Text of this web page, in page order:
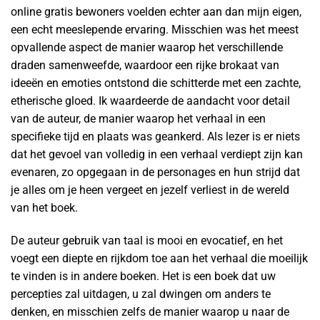
online gratis bewoners voelden echter aan dan mijn eigen,
een echt meeslepende ervaring. Misschien was het meest
opvallende aspect de manier waarop het verschillende
draden samenweefde, waardoor een rijke brokaat van
ideeën en emoties ontstond die schitterde met een zachte,
etherische gloed. Ik waardeerde de aandacht voor detail
van de auteur, de manier waarop het verhaal in een
specifieke tijd en plaats was geankerd. Als lezer is er niets
dat het gevoel van volledig in een verhaal verdiept zijn kan
evenaren, zo opgegaan in de personages en hun strijd dat
je alles om je heen vergeet en jezelf verliest in de wereld
van het boek.
De auteur gebruik van taal is mooi en evocatief, en het
voegt een diepte en rijkdom toe aan het verhaal die moeilijk
te vinden is in andere boeken. Het is een boek dat uw
percepties zal uitdagen, u zal dwingen om anders te
denken, en misschien zelfs de manier waarop u naar de